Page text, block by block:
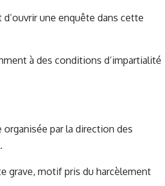
une enquête dans cette
à des conditions d’impartialité
organisée par la direction des
grave, motif pris du harcèlement